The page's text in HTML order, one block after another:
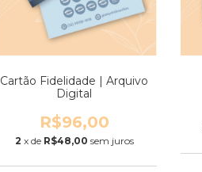
Cartão Fidelidade | Arquivo
Digital
R$96,00
2 x de R$48,00 sem juros